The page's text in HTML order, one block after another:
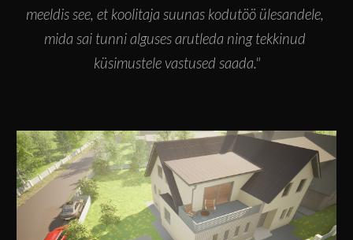
meeldis see, et koolitaja suunas kodutöö ülesandele,
mida sai tunni alguses arutleda ning tekkinud
küsimustele vastused saada."